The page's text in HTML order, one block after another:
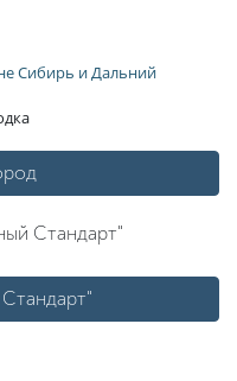
Сибирь и Дальний
Стандарт"